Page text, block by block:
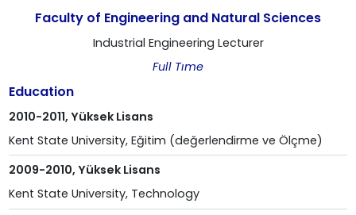
Faculty of Engineering and Natural Sciences
Industrial Engineering Lecturer
Full Tıme
Education
2010-2011, Yüksek Lisans
Kent State University, Eğitim (değerlendirme ve Ölçme)
2009-2010, Yüksek Lisans
Kent State University, Technology